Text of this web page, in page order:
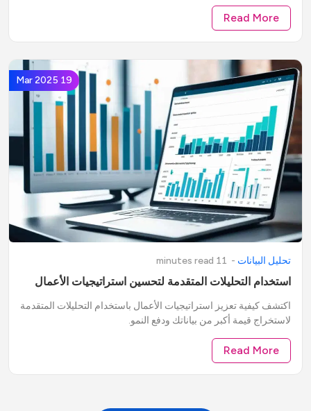
Read More
19 Mar 2025
تحليل البيانات -
11
s read
استخدام التحليلات المتقدمة لتحسين استراتيجيات الأعمال
اكتشف كيفية تعزيز استراتيجيات الأعمال باستخدام التحليلات المتقدمة
لاستخراج قيمة أكبر من بياناتك ودفع النمو.
Read More